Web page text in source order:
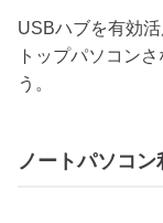
USBハブを有効
トップパソコン
う。
ノートパソコ